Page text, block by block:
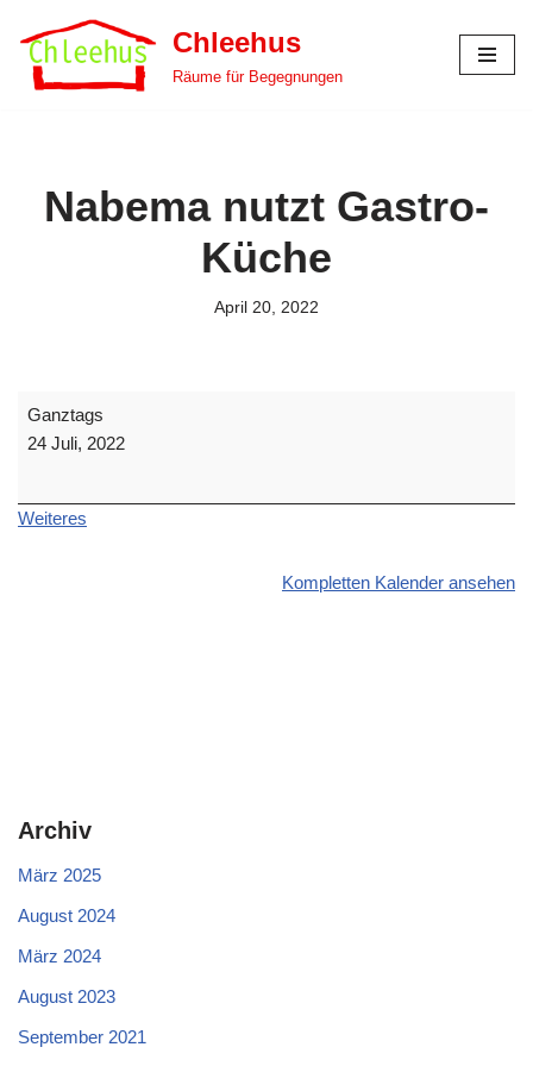
Zum
Inhalt
Chleehus
Räume für Begegnungen
Nabema nutzt Gastro-
Küche
April 20, 2022
Ganztags
24 Juli, 2022
Weiteres
Kompletten Kalender ansehen
Archiv
März 2025
August 2024
März 2024
August 2023
September 2021